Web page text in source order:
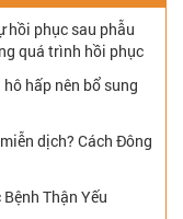
hồi phục sau phẫu
quá trình hồi phục
hấp nên bổ sung
dịch? Cách Đông
Thận Yếu